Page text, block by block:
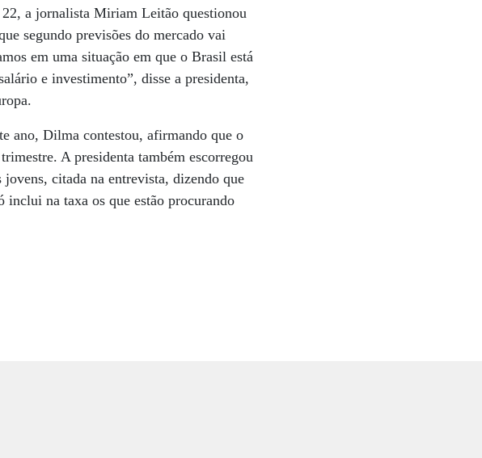
a jornalista Miriam Leitão questionou
segundo previsões do mercado vai
em uma situação em que o Brasil está
e investimento”, disse a presidenta,
ano, Dilma contestou, afirmando que o
A presidenta também escorregou
citada na entrevista, dizendo que
inclui na taxa os que estão procurando